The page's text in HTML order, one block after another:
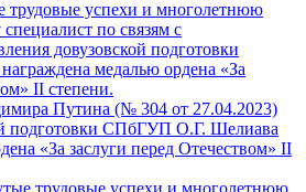
Путина (№ 304 от 27.04.2023)
подготовки СПбГУП О.Г. Шелиава
«За заслуги перед Отечеством» II